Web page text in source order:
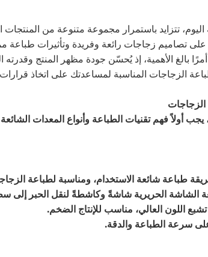
تتزايد باستمرار مجموعة متنوعة من
على تصاميم زجاجات رائعة وفريدة وتأثيرات طباعة
بالغ الأهمية، إذ يُحسّن جودة مظهر المنتج
الزجاجات المناسبة لمساعدتك على اتخاذ
يجب أولاً فهم تقنيات الطباعة وأنواع المعدات
طباعة شائعة الاستخدام، ومناسبة لطباعة
الشاشة الحريرية شاشةً وكاشطةً لنقل الحبر إلى
اللون العالي، مناسب للإنتاج الضخم.
سرعة الطباعة والدقة.